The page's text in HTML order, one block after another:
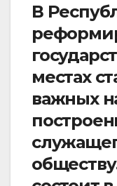
В
местах
важных